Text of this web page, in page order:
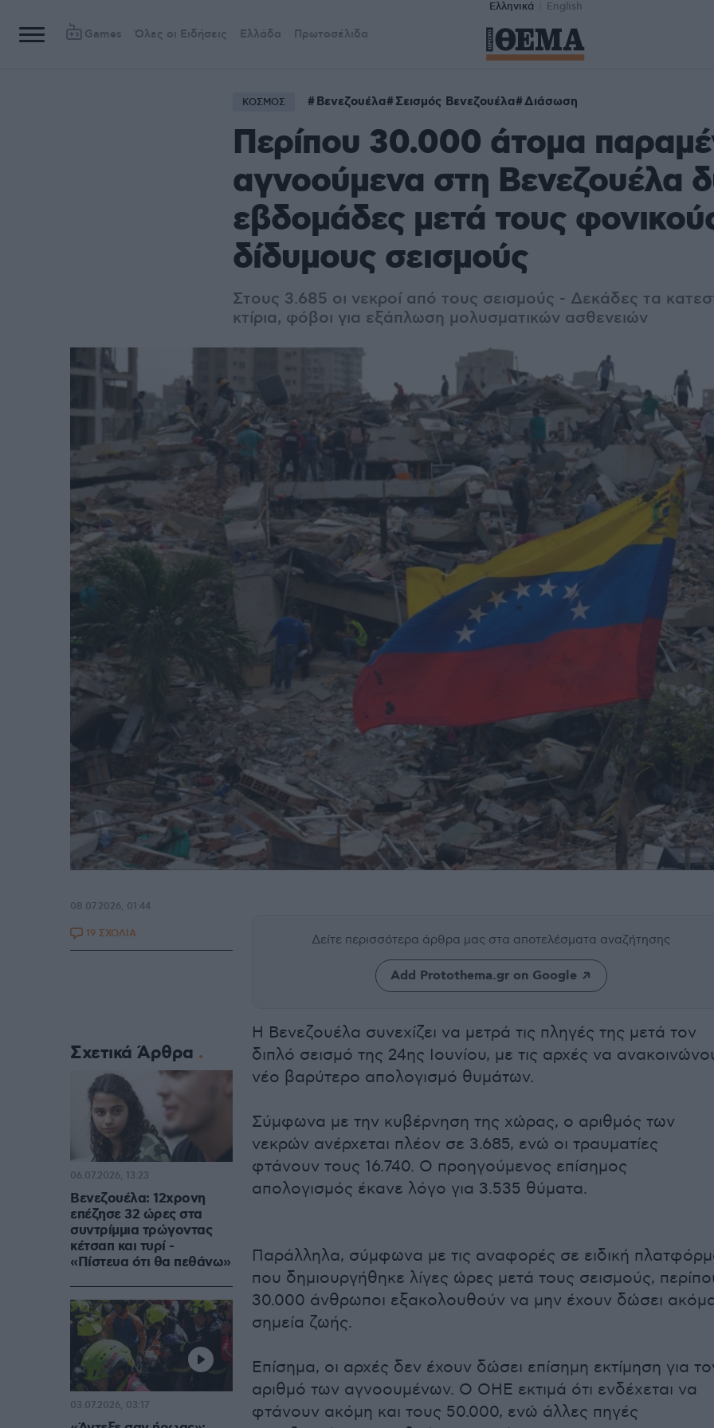
Ελληνικά English
Games Όλες οι Ειδήσεις Ελλάδα Πρωτοσέλιδα
ΚΟΣΜΟΣ Βενεζουέλα Σεισμός Βενεζουέλα Διάσωση
Περίπου 30.000 άτομα
αγνοούμενα στη Βενεζουέλα
εβδομάδες μετά τους
δίδυμους σεισμούς
Στους 3.685 οι νεκροί από τους σεισμούς - Δεκάδες τα
κτίρια, φόβοι για εξάπλωση μολυσματικών ασθενειών
Δείτε περισσότερα άρθρα μας στα αποτελέσματα αναζήτησης
Add Protothema.gr on Google
Η Βενεζουέλα συνεχίζει να μετρά τις πληγές της μετά τον
διπλό σεισμό της 24ης Ιουνίου, με τις αρχές να
νέο βαρύτερο απολογισμό θυμάτων.
Σύμφωνα με την κυβέρνηση της χώρας, ο αριθμός των
νεκρών ανέρχεται πλέον σε 3.685, ενώ οι τραυματίες
φτάνουν τους 16.740. Ο προηγούμενος επίσημος
απολογισμός έκανε λόγο για 3.535 θύματα.
Παράλληλα, σύμφωνα με τις αναφορές σε ειδική
που δημιουργήθηκε λίγες ώρες μετά τους σεισμούς,
30.000 άνθρωποι εξακολουθούν να μην έχουν δώσει
σημεία ζωής.
Επίσημα, οι αρχές δεν έχουν δώσει επίσημη εκτίμηση για
αριθμό των αγνοουμένων. Ο ΟΗΕ εκτιμά ότι ενδέχεται να
φτάνουν ακόμη και τους 50.000, ενώ άλλες πηγές
08.07.2026, 01:44
19 ΣΧΟΛΙΑ
Σχετικά Άρθρα
Βενεζουέλα: 12χρονη
επέζησε 32 ώρες στα
συντρίμμια τρώγοντας
κέτσαπ και τυρί -
«Πίστευα ότι θα πεθάνω»
06.07.2026, 13:23
03.07.2026, 03:17